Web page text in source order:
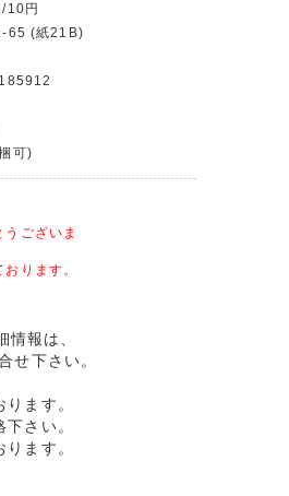
10円
65 (紙21B)
可)
うございま
ります。
報は、
せ下さい。
ます。
さい。
ます。